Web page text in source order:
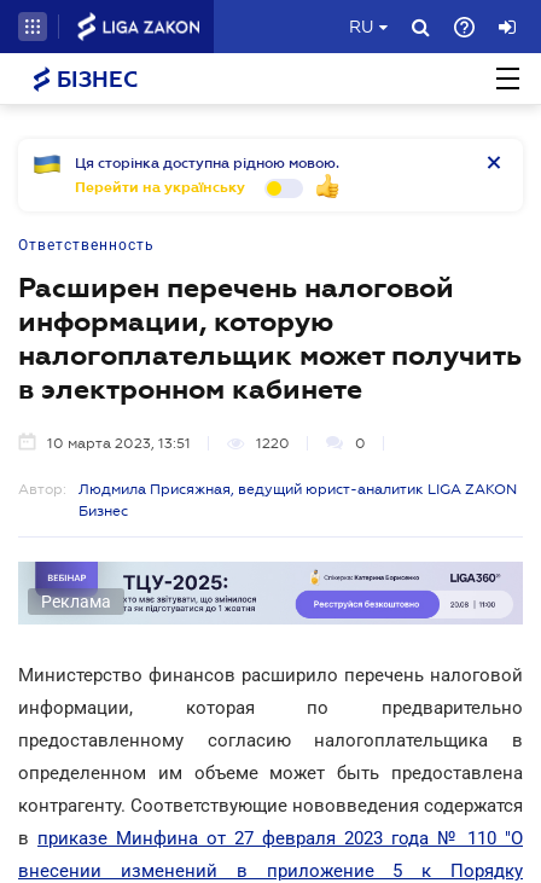
RU
БІЗНЕС
Ця сторінка доступна рідною мовою.
Перейти на українську
Ответственность
Расширен перечень налоговой
информации, которую
налогоплательщик может получить
в электронном кабинете
10 марта 2023, 13:51 1220 0
Автор:
Людмила Присяжная, ведущий юрист-аналитик LIGA ZAKON
Бизнес
Реклама
Министерство финансов расширило перечень налоговой
информации, которая по предварительно
предоставленному согласию налогоплательщика в
определенном им объеме может быть предоставлена
контрагенту. Соответствующие нововведения содержатся
в приказе Минфина от 27 февраля 2023 года № 110 "О
внесении изменений в приложение 5 к Порядку